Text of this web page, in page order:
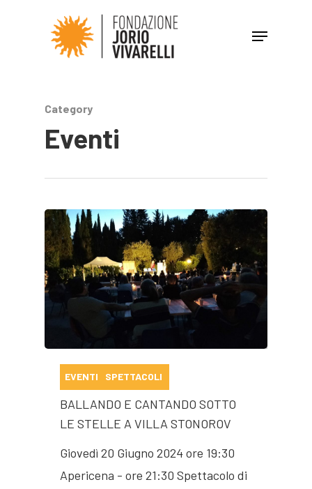
Category
Eventi
EVENTI SPETTACOLI
BALLANDO E CANTANDO SOTTO
LE STELLE A VILLA STONOROV
Giovedì 20 Giugno 2024 ore 19:30
Apericena - ore 21:30 Spettacolo di